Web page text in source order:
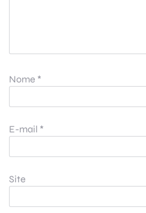
Nome *
E-mail *
Site